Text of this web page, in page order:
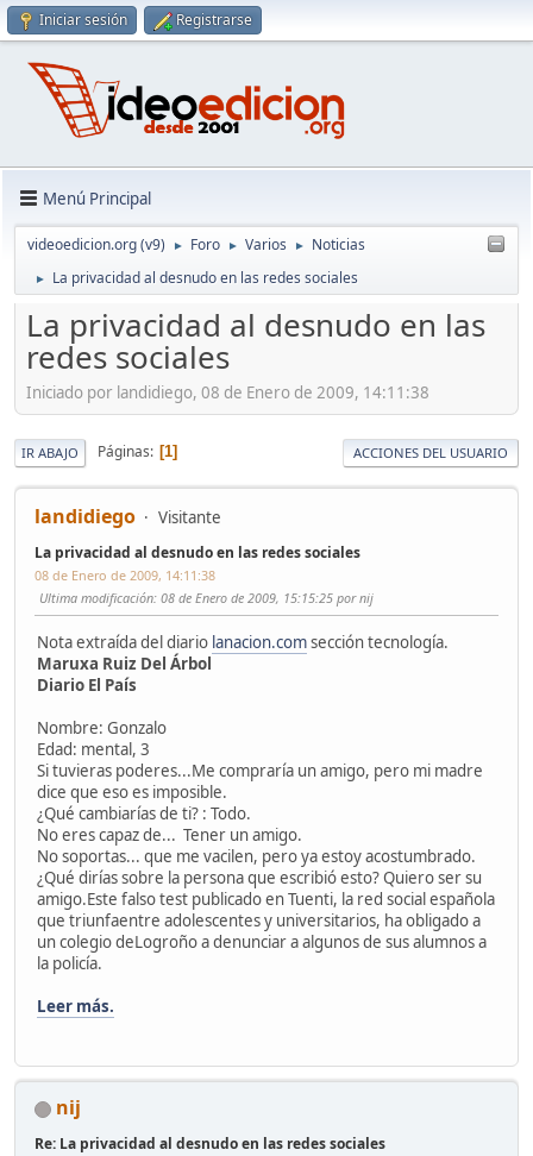
Iniciar sesión Registrarse
Menú Principal
videoedicion.org (v9) ► Foro ► Varios ► Noticias
► La privacidad al desnudo en las redes sociales
La privacidad al desnudo en las
redes sociales
Iniciado por landidiego, 08 de Enero de 2009, 14:11:38
IR ABAJO Páginas 1 ACCIONES DEL USUARIO
landidiego Visitante
La privacidad al desnudo en las redes sociales
08 de Enero de 2009, 14:11:38
Ultima modificación: 08 de Enero de 2009, 15:15:25 por nij
Nota extraída del diario lanacion.comsección tecnología.
Maruxa Ruiz Del Árbol
Diario El País
Nombre: Gonzalo
Edad: mental, 3
Si tuvieras poderes...Me compraría un amigo, pero mi madre
dice que eso es imposible.
¿Qué cambiarías de ti? : Todo.
No eres capaz de... Tener un amigo.
No soportas... que me vacilen, pero ya estoy acostumbrado.
¿Qué dirías sobre la persona que escribió esto? Quiero ser su
amigo.Este falso test publicado en Tuenti, la red social española
que triunfaentre adolescentes y universitarios, ha obligado a
un colegio deLogroño a denunciar a algunos de sus alumnos a
la policía.
Leer más.
nij
Re: La privacidad al desnudo en las redes sociales